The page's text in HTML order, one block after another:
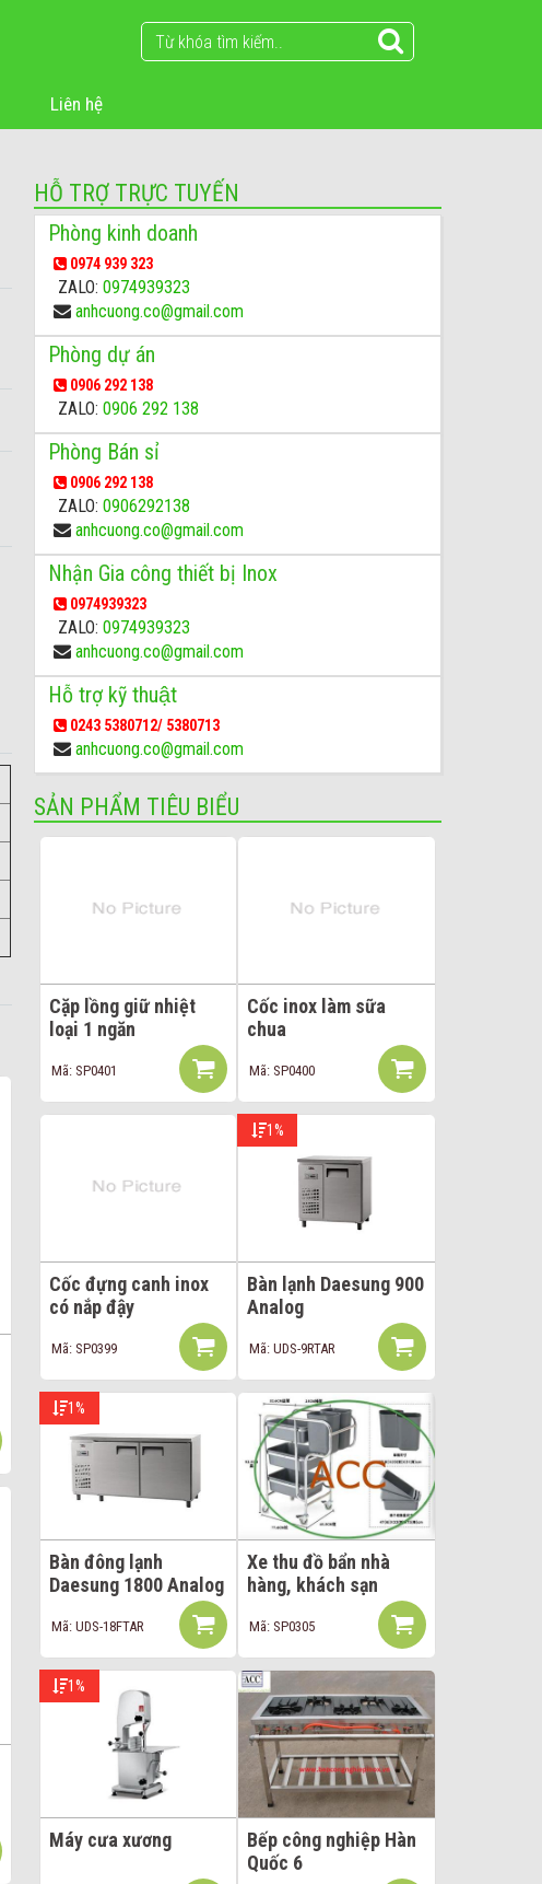
Liên hệ
HỖ TRỢ TRỰC TUYẾN
Phòng kinh doanh
0974 939 323
ZALO: 0974939323
anhcuong.co@gmail.com
Phòng dự án
0906 292 138
ZALO: 0906 292 138
Phòng Bán sỉ
0906 292 138
ZALO: 0906292138
anhcuong.co@gmail.com
Nhận Gia công thiết bị Inox
0974939323
ZALO: 0974939323
anhcuong.co@gmail.com
Hỗ trợ kỹ thuật
0243 5380712/ 5380713
anhcuong.co@gmail.com
SẢN PHẨM TIÊU BIỂU
Cặp lồng giữ nhiệt
loại 1 ngăn
Mã: SP0401
Cốc inox làm sữa
chua
Mã: SP0400
Cốc đựng canh inox
có nắp đậy
Mã: SP0399
1%
Bàn lạnh Daesung 900
Analog
Mã: UDS-9RTAR
1%
Bàn đông lạnh
Daesung 1800 Analog
Mã: UDS-18FTAR
Xe thu đồ bẩn nhà
hàng, khách sạn
Mã: SP0305
1%
Máy cưa xương
Bếp công nghiệp Hàn
Quốc 6